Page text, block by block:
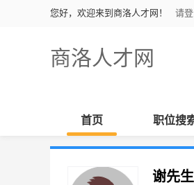
您好，欢迎来到商洛人才网！ 请
商洛人才网
首页 职位搜
谢先生